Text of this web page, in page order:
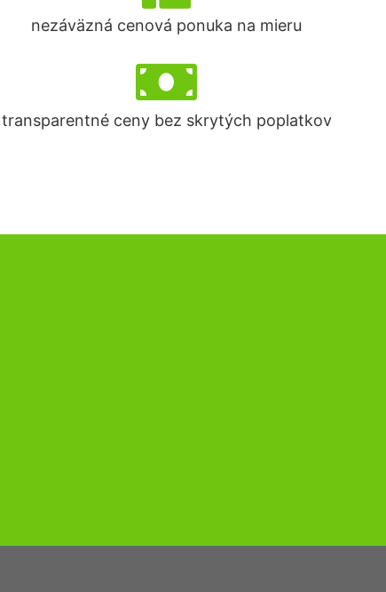
nezáväzná cenová ponuka na mieru
transparentné ceny bez skrytých poplatkov